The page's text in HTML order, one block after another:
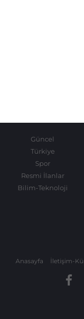
Güncel
Türkiye
Spor
Resmi İlanlar
Bilim-Teknoloji
Anasayfa İletişim-